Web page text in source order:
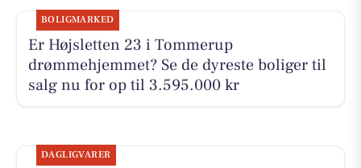
BOLIGMARKED
Er Højsletten 23 i Tommerup
drømmehjemmet? Se de dyreste boliger til
salg nu for op til 3.595.000 kr
DAGLIGVARER